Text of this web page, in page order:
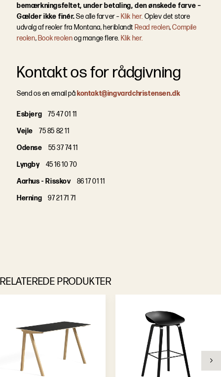
bemærkningsfeltet, under betaling, den ønskede farve –
Gælder ikke finér.Se alle farver – Klik her. Oplev det store
udvalg af reoler fra Montana, heriblandt Read reolen,Compile
reolen, Book reolenog mange flere. Klik her.
Kontakt os for rådgivning
Send os en email på kontakt@ingvardchristensen.dk
Esbjerg
75 47 01 11
Vejle
75 85 82 11
Odense
55 37 74 11
Lyngby
45 16 10 70
Aarhus - Risskov
86 17 01 11
Herning
97 21 71 71
RELATEREDE PRODUKTER